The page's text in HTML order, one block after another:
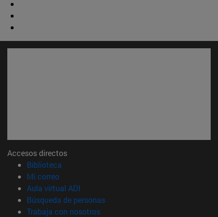
Accesos directos
Biblioteca
Mi correo(abre en nueva ventana)
Aula virtual ADI
Búsqueda de personas(abre en nueva ventana)
Trabaja con nosotros(abre en nueva ventana)